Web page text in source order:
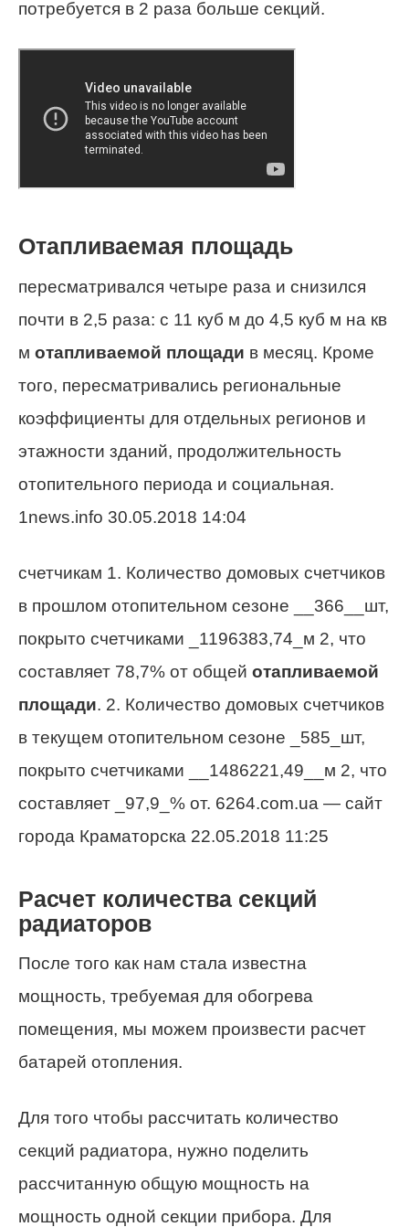
потребуется в 2 раза больше секций.
Отапливаемая площадь
пересматривался четыре раза и снизился
почти в 2,5 раза: с 11 куб м до 4,5 куб м на кв
м отапливаемой площади в месяц. Кроме
того, пересматривались региональные
коэффициенты для отдельных регионов и
этажности зданий, продолжительность
отопительного периода и социальная.
1news.info 30.05.2018 14:04
счетчикам 1. Количество домовых счетчиков
в прошлом отопительном сезоне __366__шт,
покрыто счетчиками _1196383,74_м 2, что
составляет 78,7% от общей отапливаемой
площади. 2. Количество домовых счетчиков
в текущем отопительном сезоне _585_шт,
покрыто счетчиками __1486221,49__м 2, что
составляет _97,9_% от. 6264.com.ua — сайт
города Краматорска 22.05.2018 11:25
Расчет количества секций
радиаторов
После того как нам стала известна
мощность, требуемая для обогрева
помещения, мы можем произвести расчет
батарей отопления.
Для того чтобы рассчитать количество
секций радиатора, нужно поделить
рассчитанную общую мощность на
мощность одной секции прибора. Для